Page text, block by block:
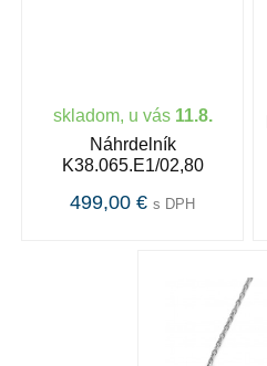
skladom, u vás 11.8.
Náhrdelník
K38.065.E1/02,80
499,00 € s DPH